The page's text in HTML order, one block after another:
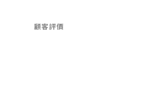
顧客評價